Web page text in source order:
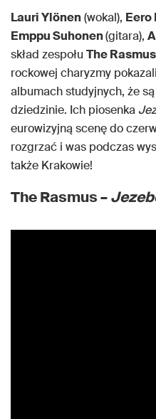
Lauri Ylönen(wokal), Eero
Emppu Suhonen(gitara),
skład zespołu The Rasmus
rockowej charyzmy
albumach studyjnych, że
dziedzinie. Ich piosenka
eurowizyjną scenę do
rozgrzać i was podczas
także Krakowie!
The Rasmus –